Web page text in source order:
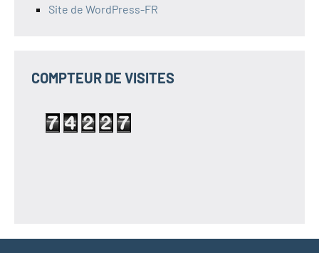
Site de WordPress-FR
COMPTEUR DE VISITES